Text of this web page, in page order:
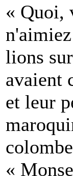
« Quoi,
lions
avaient
et leur
«